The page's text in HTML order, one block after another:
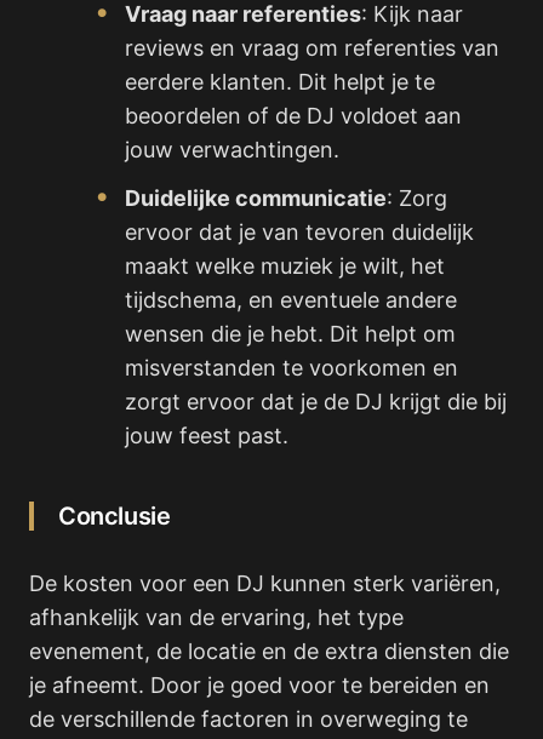
Vraag naar referenties: Kijk naar
reviews en vraag om referenties van
eerdere klanten. Dit helpt je te
beoordelen of de DJ voldoet aan
jouw verwachtingen.
Duidelijke communicatie: Zorg
ervoor dat je van tevoren duidelijk
maakt welke muziek je wilt, het
tijdschema, en eventuele andere
wensen die je hebt. Dit helpt om
misverstanden te voorkomen en
zorgt ervoor dat je de DJ krijgt die bij
jouw feest past.
Conclusie
De kosten voor een DJ kunnen sterk variëren,
afhankelijk van de ervaring, het type
evenement, de locatie en de extra diensten die
je afneemt. Door je goed voor te bereiden en
de verschillende factoren in overweging te